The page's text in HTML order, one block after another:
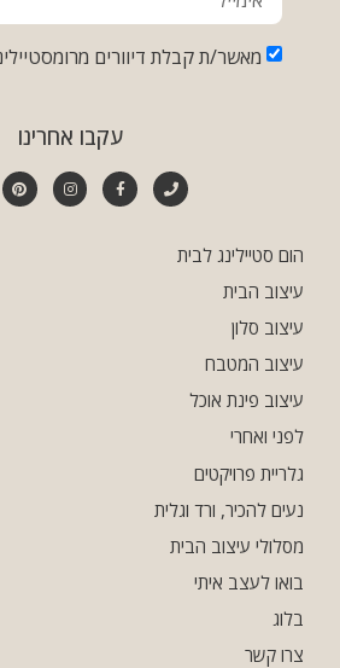
גלריית פרויקטים
נעים להכיר, ורד וגלית
מסלולי עיצוב הבית
בואו לעצב איתי
בלוג
צרו קשר
הום סטיילינג לבית
עיצוב הבית
עיצוב סלון
עיצוב המטבח
עיצוב פינת אוכל
לפני ואחרי
מאשר/ת קבלת דיוורים
עקבו אחרינו